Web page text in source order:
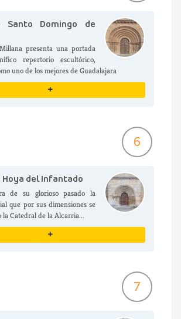
Santo Domingo de
presenta una portada
repertorio escultórico,
uno de los mejores de Guadalajara
+
6
Hoya del Infantado
de su glorioso pasado la
que por sus dimensiones se
la Catedral de la Alcarria...
+
7